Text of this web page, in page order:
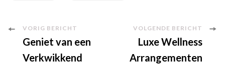
Berichtnavigatie
VORIG BERICHT
Geniet van een
Verkwikkend
VOLGENDE BERICHT
Luxe Wellness
Arrangementen